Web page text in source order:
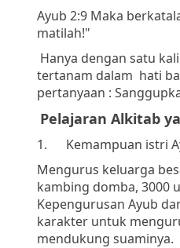
Ayub 2:9 Maka
matilah!"
Hanya dengan satu
tertanam dalam hati
pertanyaan :
Pelajaran Alkitab
1.
Kemampuan istri
Mengurus keluarga
kambing domba, 3000
Kepengurusan Ayub
karakter untuk
mendukung suaminya.